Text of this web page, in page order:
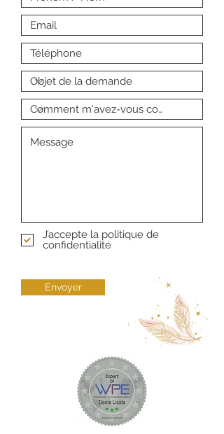
J’accepte la politique de
confidentialité
Envoyer